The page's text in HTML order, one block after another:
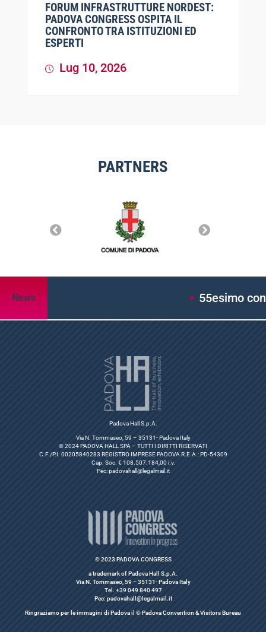
FORUM INFRASTRUTTURE NORDEST:
PADOVA CONGRESS OSPITA IL
CONFRONTO TRA ISTITUZIONI ED
ESPERTI
Lug 10, 2026
PARTNERS
News 55esimo
Padova Hall S.p.A.
Via N. Tommaseo, 59 – 35131- Padova Italy
© 2024 PADOVA HALL SPA – TUTTI I DIRITTI RISERVATI
C.F./P.I. 00205840283 REGISTRO IMPRESE PADOVA R.E.A.: PD-54309
Cap. Soc. € 108.507.184,00 i.v.
Pec:padovahall@legalmail.it
© 2023 PADOVA CONGRESS
a trademark of Padova Hall S.p.A.
Via N. Tommaseo, 59 – 35131- Padova Italy
Tel. +39 049 840 497
Pec: padovahall@legalmail.it
Ringraziamo per le immagini di Padova il © Padova Convention & Visitors Bureau